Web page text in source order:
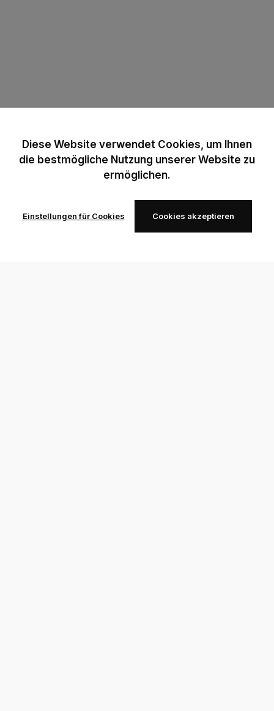
Diese Website verwendet Cookies, um Ihnen
die bestmögliche Nutzung unserer Website zu
ermöglichen.
Einstellungen für Cookies Cookies akzeptieren